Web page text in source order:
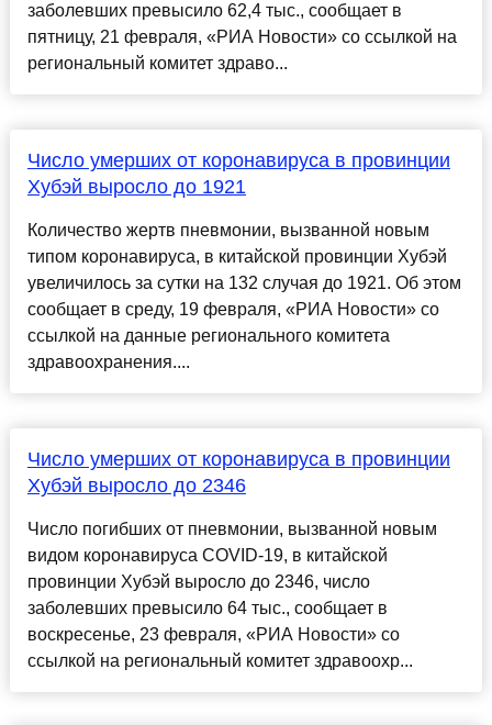
заболевших превысило 62,4 тыс., сообщает в
пятницу, 21 февраля, «РИА Новости» со ссылкой на
региональный комитет здраво...
Число умерших от коронавируса в провинции
Хубэй выросло до 1921
Количество жертв пневмонии, вызванной новым
типом коронавируса, в китайской провинции Хубэй
увеличилось за сутки на 132 случая до 1921. Об этом
сообщает в среду, 19 февраля, «РИА Новости» со
ссылкой на данные регионального комитета
здравоохранения....
Число умерших от коронавируса в провинции
Хубэй выросло до 2346
Число погибших от пневмонии, вызванной новым
видом коронавируса COVID-19, в китайской
провинции Хубэй выросло до 2346, число
заболевших превысило 64 тыс., сообщает в
воскресенье, 23 февраля, «РИА Новости» со
ссылкой на региональный комитет здравоохр...